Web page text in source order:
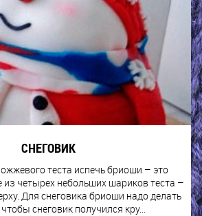
СНЕГОВИК
теста испечь бриоши – это
из четырех небольших шариков теста –
Для снеговика бриоши надо делать
снеговик получился кру...